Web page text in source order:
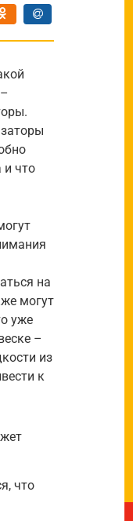
и что
на
могут
уже
–
из
к
что